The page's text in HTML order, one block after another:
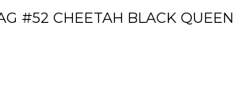
#52 CHEETAH BLACK QUEEN